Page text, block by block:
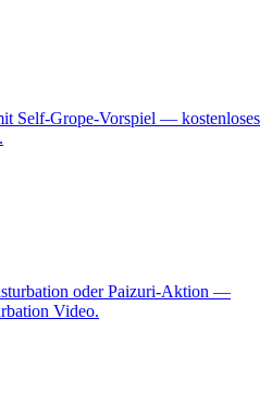
Self-Grope-Vorspiel — kostenloses
oder Paizuri-Aktion —
Video.